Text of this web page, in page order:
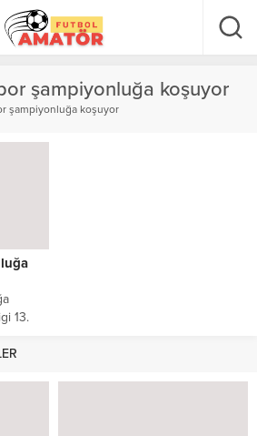
şampiyonluğa koşuyor
şampiyonluğa koşuyor
13.
içi